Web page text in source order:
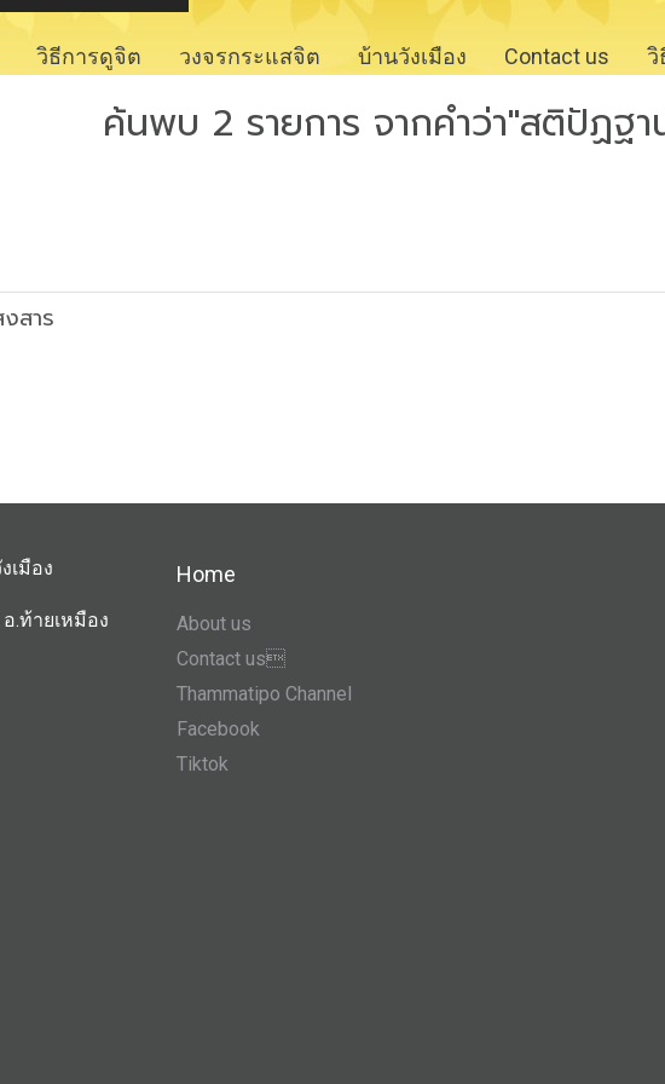
วิธีการดูจิต วงจรกระแสจิต บ้านวังเมือง Contact us วิ
ค้นพบ 2 รายการ จากคำว่า"สติปัฏฐา
สาร
เมือง
.ท้ายเหมือง
Home
About us
Contact us
Thammatipo Channel
Facebook
Tiktok